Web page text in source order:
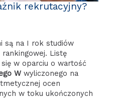
rekrutacyjny?
są na I rok studiów
Listę
w oparciu o wartość
Wwyliczonego na
ocen
w toku ukończonych